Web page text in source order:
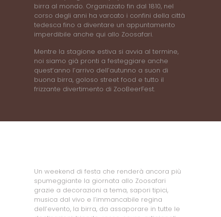
birra al mondo. Organizzato fin dal 1810, nel
corso degli anni ha varcato i confini della città
tedesca fino a diventare un appuntamento
imperdibile anche qui allo Zoosafari.
Mentre la stagione estiva si avvia al termine,
noi siamo già pronti a festeggiare anche
quest’anno l’arrivo dell’autunno a suon di
buona birra, goloso street food e tutto il
frizzante divertimento di ZooBeerFest.
Un weekend di festa che renderà ancora più
spumeggiante la giornata allo Zoosafari
grazie a decorazioni a tema, sapori tipici,
musica dal vivo e l’immancabile regina
dell’evento, la birra, da assaporare in tutte le